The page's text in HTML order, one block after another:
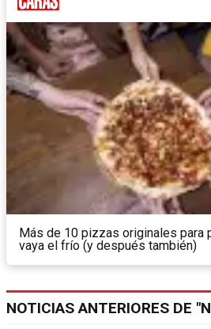
Más de 10 pizzas originales para
vaya el frío (y después también)
NOTICIAS ANTERIORES DE